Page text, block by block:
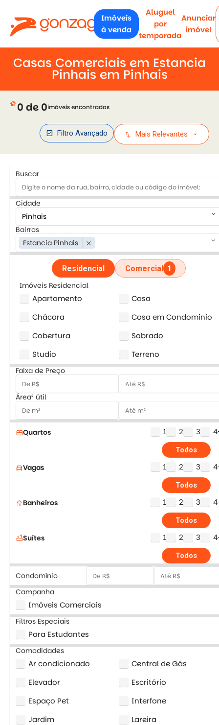
Imóveis
à venda
Aluguel
por
temporada
Anunciar
imóvel
Casas Comerciais em Estancia
Pinhais em Pinhais
house0 de 0imóveis encontrados
check_box Filtro Avançado swap_vert Mais Relevantes arrow_drop_down
Buscar
Cidade
keyboard_arrow_down
Bairros
Estancia Pinhais
close keyboard_arrow_down
Residencial Comercial 1
Imóveis Residencial
Apartamento
Casa
Chácara
Casa em Condominio
Cobertura
Sobrado
Studio
Terreno
Faixa de Preço
Área² útil
bedQuartos 1 2 3
Todos
directions_carVagas 1 2 3
Todos
shower Banheiros 1 2 3
Todos
bathtubSuítes 1 2 3
Todos
Condomínio
Campanha
Imóveis Comerciais
Filtros Especiais
Para Estudantes
Comodidades
Ar condicionado
Central de Gás
Elevador
Escritório
Espaço Pet
Interfone
Jardim
Lareira